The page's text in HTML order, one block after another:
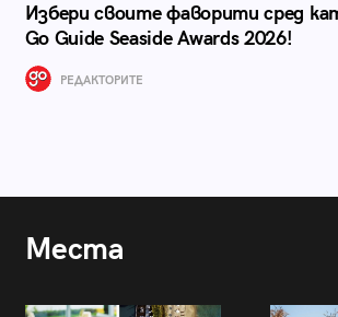
Избери своите фаворити сред
Go Guide Seaside Awards 2026!
РЕДАКТОРИТЕ
Места